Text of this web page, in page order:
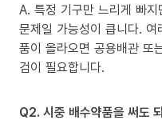
A. 특정 기구만 느리게 빠
문제일 가능성이 큽니다.
품이 올라오면 공용배관 또
검이 필요합니다.
Q2. 시중 배수약품을 써도